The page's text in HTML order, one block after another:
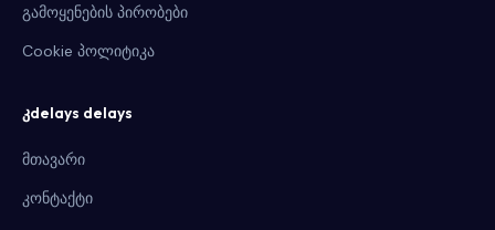
გამოყენების პირობები
Cookie პოლიტიკა
კdelays delays
მთავარი
კონტაქტი